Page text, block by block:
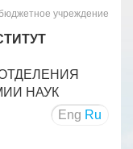
учреждение
НАУК
Eng Ru